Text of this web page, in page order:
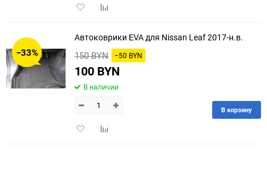
ДобавитьДобавить
−33%
Автоковрики EVA для Nissan Leaf 2017-н.в.
150 BYN −50 BYN
100 BYN
В наличии
ДобавитьДобавить
В корзину